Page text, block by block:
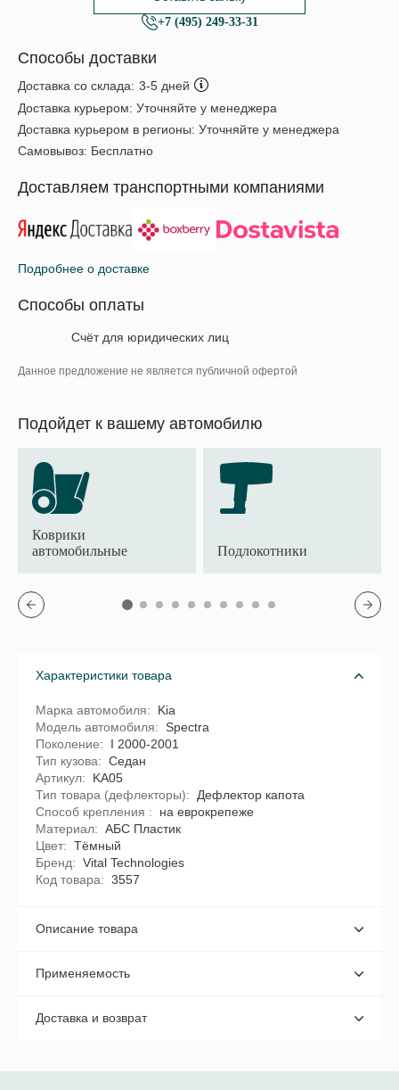
+7 (495) 249-33-31
Способы доставки
Доставка со склада: 3-5 дней
Доставка курьером: Уточняйте у менеджера
Доставка курьером в регионы: Уточняйте у менеджера
Самовывоз: Бесплатно
Доставляем транспортными компаниями
Подробнее о доставке
Способы оплаты
Счёт для юридических лиц
Данное предложение не является публичной офертой
Подойдет к вашему автомобилю
Коврики
автомобильные
Подлокотники
Характеристики товара
Марка автомобиля
Kia
Модель автомобиля
Spectra
Поколение
I 2000-2001
Тип кузова
Седан
Артикул
KA05
Тип товара (дефлекторы)
Дефлектор капота
Способ крепления
на еврокрепеже
Материал
АБС Пластик
Цвет
Тёмный
Бренд
Vital Technologies
Код товара
3557
Описание товара
Применяемость
Доставка и возврат